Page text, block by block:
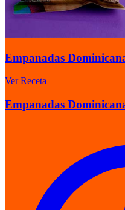
Empanadas
Ver Receta
Empanadas